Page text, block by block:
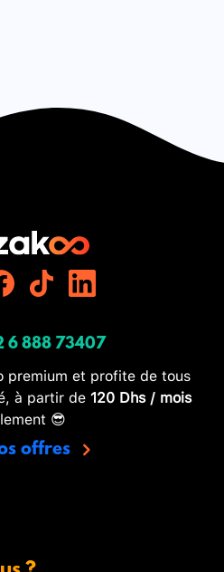
6 888 73407
premium et profite de tous
à partir de 120 Dhs / mois
😎
offres